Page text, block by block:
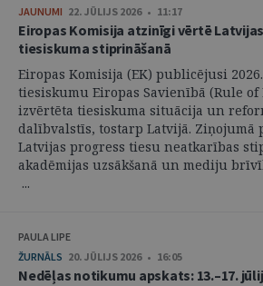
JAUNUMI 22. JŪLIJS 2026 • 11:17
Eiropas Komisija atzinīgi vērtē
tiesiskuma stiprināšanā
Eiropas Komisija (EK) publicējusi
tiesiskumu Eiropas Savienībā (Rule of
izvērtēta tiesiskuma situācija un
dalībvalstīs, tostarp Latvijā. Ziņojumā
Latvijas progress tiesu neatkarības
akadēmijas uzsākšanā un mediju
...
PAULA LIPE
ŽURNĀLS 20. JŪLIJS 2026 • 16:05
Nedēļas notikumu apskats: 13.–17.